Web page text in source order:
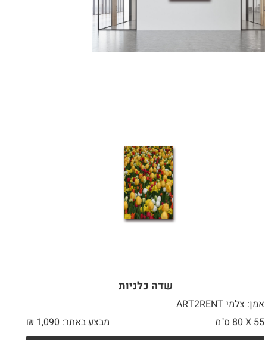
שדה כלניות
אמן: צלמי ART2RENT
55 X
מבצע באתר: ₪ 1,090